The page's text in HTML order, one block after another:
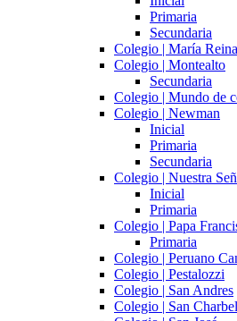
Primaria
Secundaria
Colegio | María
Colegio | Montealto
Secundaria
Colegio | Mundo de
Colegio | Newman
Inicial
Primaria
Secundaria
Colegio | Nuestra
Inicial
Primaria
Colegio | Papa
Primaria
Colegio | Peruano
Colegio | Pestalozzi
Colegio | San Andres
Colegio | San Charbel